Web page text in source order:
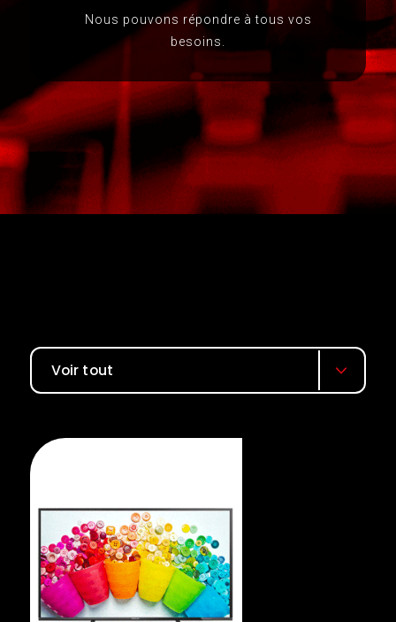
Nous pouvons répondre à tous vos
besoins.
Voir tout